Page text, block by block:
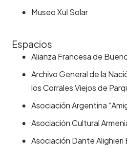
Museo Xul Solar
Espacios
Alianza Francesa de
Archivo General de la
los Corrales Viejos de
Asociación Argentina
Asociación Cultural
Asociación Dante Alighieri